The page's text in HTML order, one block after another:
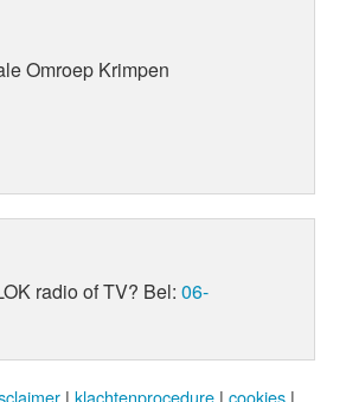
Omroep Krimpen
radio of TV? Bel:06-
| klachtenprocedure | cookies |